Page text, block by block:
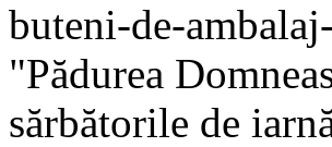
buteni-de-
"Pădurea
sărbătorile de